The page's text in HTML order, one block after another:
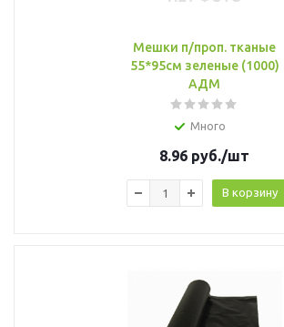
Мешки п/проп. тканые
55*95см зеленые (1000)
АДМ
Много
8.96 руб./шт
В корзину